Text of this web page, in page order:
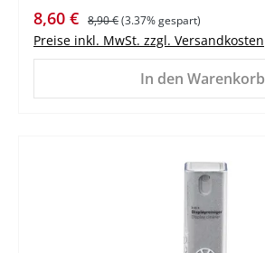
Verkaufspreis:
8,60 € Regulärer Preis:
8,90 €(3.37% gespart)
Preise inkl. MwSt. zzgl. Versandkosten
In den Warenkorb